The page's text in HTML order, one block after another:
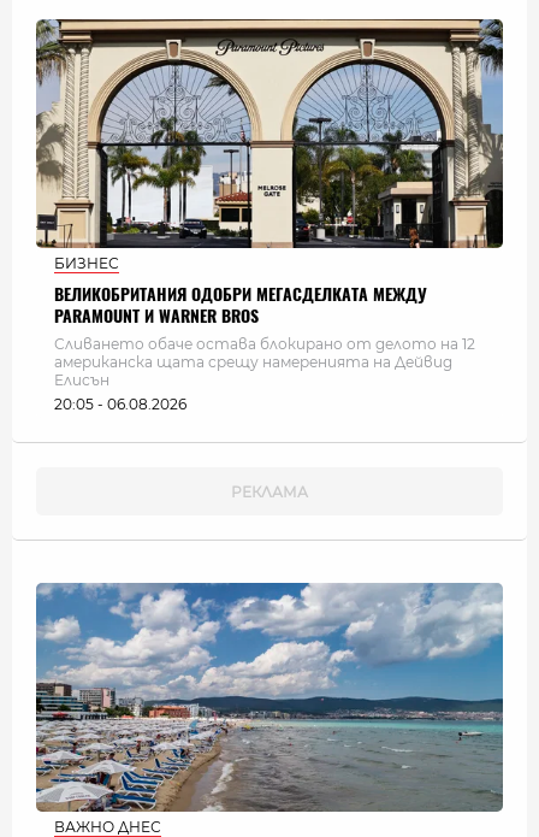
БИЗНЕС
ВЕЛИКОБРИТАНИЯ ОДОБРИ МЕГАСДЕЛКАТА МЕЖДУ
PARAMOUNT И WARNER BROS
Сливането обаче остава блокирано от делото на 12
американска щата срещу намеренията на Дейвид
Елисън
20:05 - 06.08.2026
ВАЖНО ДНЕС